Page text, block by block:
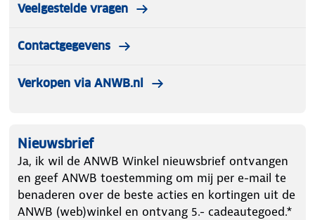
Veelgestelde vragen
Contactgegevens
Verkopen via ANWB.nl
Nieuwsbrief
Ja, ik wil de ANWB Winkel nieuwsbrief ontvangen
en geef ANWB toestemming om mij per e-mail te
benaderen over de beste acties en kortingen uit de
ANWB (web)winkel en ontvang 5.- cadeautegoed.*